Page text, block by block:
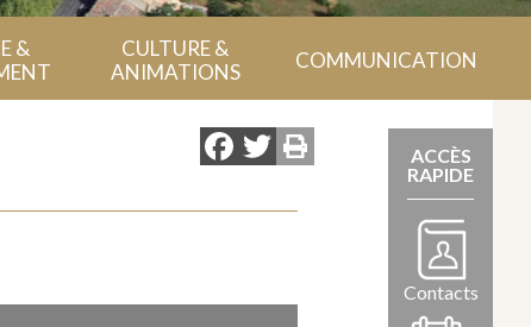
&
CULTURE &
ANIMATIONS
COMMUNICATION
Facebook
Twitter
ACCÈS
RAPIDE
Contacts